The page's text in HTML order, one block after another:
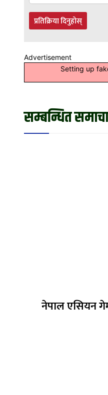
प्रतिक्रिया दिनुहोस्
Advertisement
Setting up
सम्बन्धित
नेपाल एसियन